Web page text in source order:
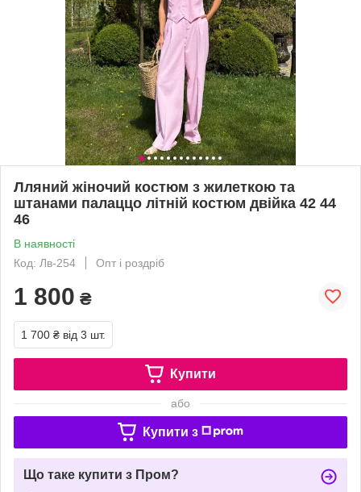
Лляний жіночий костюм з жилеткою та
штанами палаццо літній костюм двійка 42 44
46
В наявності
Код: Лв-254
Опт і роздріб
1 800 ₴
1 700 ₴ від 3 шт.
Купити
або
Купити з
Що таке купити з Пром?